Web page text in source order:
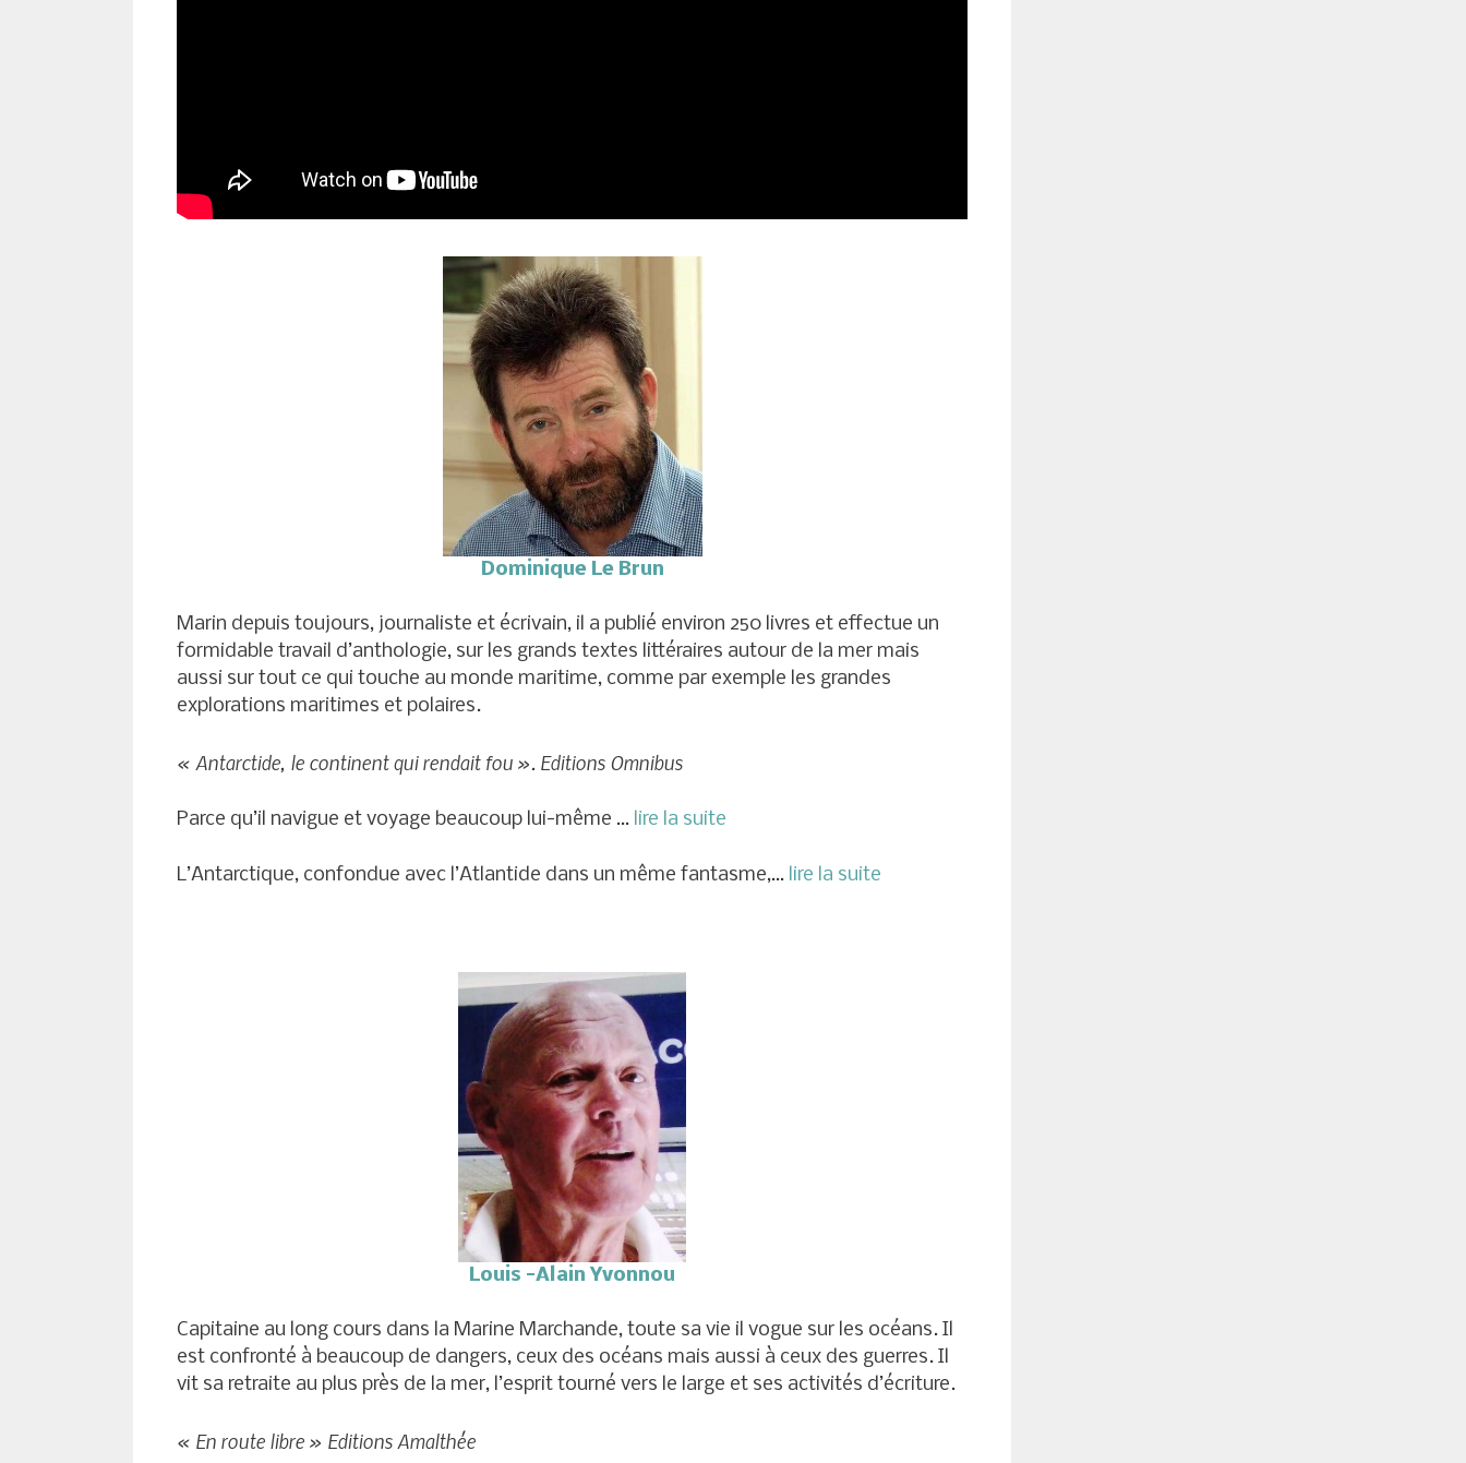
Dominique Le Brun
Marin depuis toujours, journaliste et écrivain, il a publié environ 250 livres et effectue un
formidable travail d’anthologie, sur les grands textes littéraires autour de la mer mais
aussi sur tout ce qui touche au monde maritime, comme par exemple les grandes
explorations maritimes et polaires.
« Antarctide, le continent qui rendait fou ». Editions Omnibus
Parce qu’il navigue et voyage beaucoup lui-même … lire la suite
L’Antarctique, confondue avec l’Atlantide dans un même fantasme,… lire la suite
Louis -Alain Yvonnou
Capitaine au long cours dans la Marine Marchande, toute sa vie il vogue sur les océans. Il
est confronté à beaucoup de dangers, ceux des océans mais aussi à ceux des guerres. Il
vit sa retraite au plus près de la mer, l’esprit tourné vers le large et ses activités d’écriture.
« En route libre » Editions Amalthée